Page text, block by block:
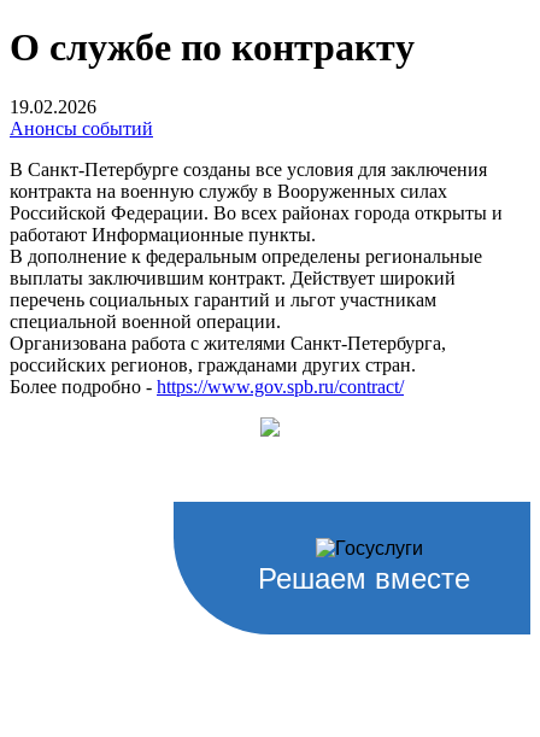
О службе по контракту
19.02.2026
Анонсы событий
В Санкт‑Петербурге созданы все условия для заключения
контракта на военную службу в Вооруженных силах
Российской Федерации. Во всех районах города открыты и
работают Информационные пункты.
В дополнение к федеральным определены региональные
выплаты заключившим контракт. Действует широкий
перечень социальных гарантий и льгот участникам
специальной военной операции.
Организована работа с жителями Санкт‑Петербурга,
российских регионов, гражданами других стран.
Более подробно - https://www.gov.spb.ru/contract/
Решаем вместе